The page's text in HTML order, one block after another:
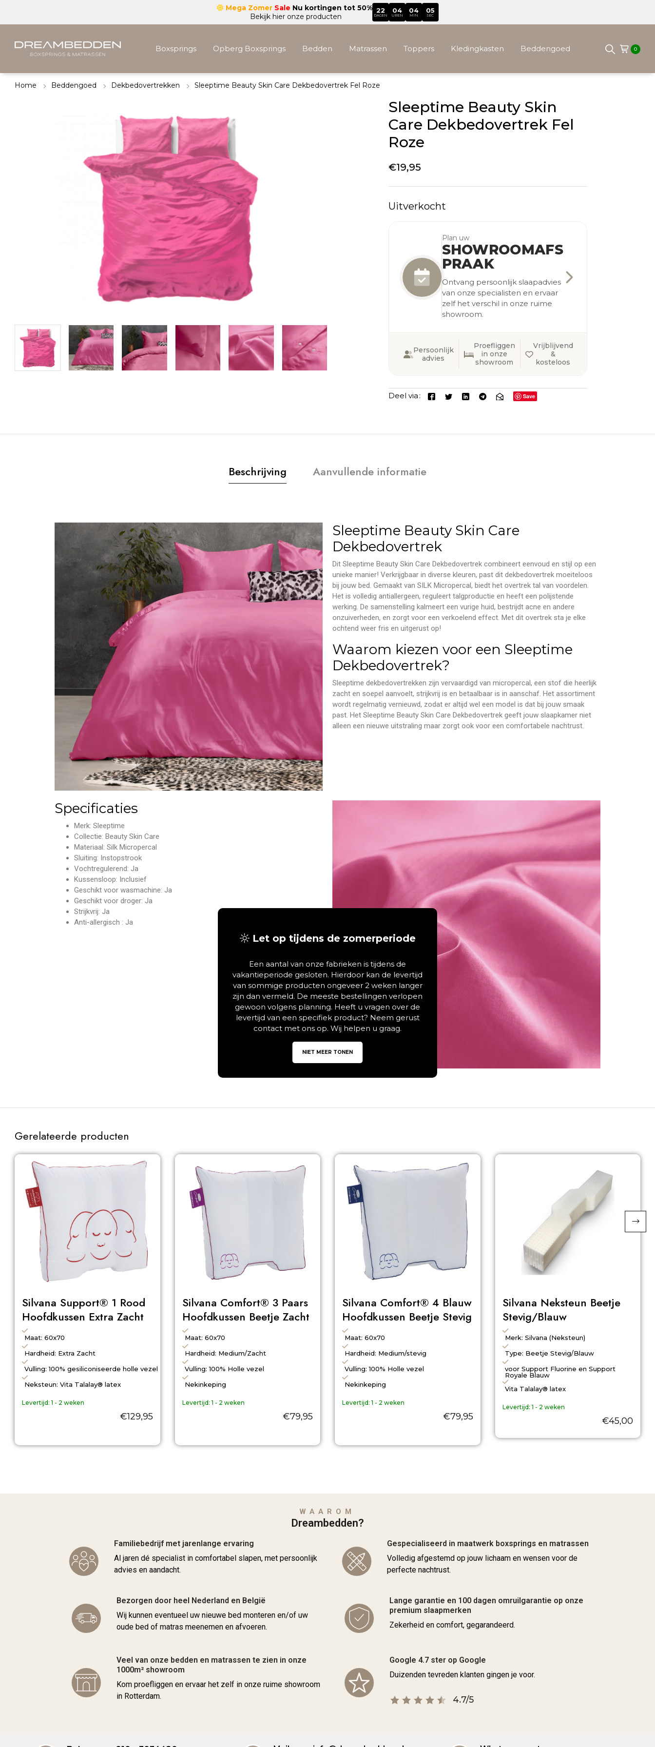
Mega Zomer Sale Nu kortingen tot 50%
Bekijk hier onze producten
22
DAGEN
04
UREN
04
MIN
03
SEC
Boxsprings Opberg Boxsprings Bedden Matrassen Toppers Kledingkasten Beddengoed 0
Home Beddengoed Dekbedovertrekken Sleeptime Beauty Skin Care Dekbedovertrek Fel Roze
Sleeptime Beauty Skin
Care Dekbedovertrek Fel
Roze
€19,95
Uitverkocht
Plan uw
SHOWROOMAFS
PRAAK
Ontvang persoonlijk slaapadvies
van onze specialisten en ervaar
zelf het verschil in onze ruime
showroom.
Persoonlijk
advies
Proefliggen
in onze
showroom
Vrijblijvend
&
kosteloos
Deel via Save
Beschrijving Aanvullende informatie
Sleeptime Beauty Skin Care
Dekbedovertrek
Dit Sleeptime Beauty Skin Care Dekbedovertrek combineert eenvoud en stijl op een
unieke manier! Verkrijgbaar in diverse kleuren, past dit dekbedovertrek moeiteloos
bij jouw bed. Gemaakt van SILK Micropercal, biedt het overtrek tal van voordelen.
Het is volledig antiallergeen, reguleert talgproductie en heeft een polijstende
werking. De samenstelling kalmeert een vurige huid, bestrijdt acne en andere
onzuiverheden, en zorgt voor een verkoelend effect. Met dit overtrek sta je elke
ochtend weer fris en uitgerust op!
Waarom kiezen voor een Sleeptime
Dekbedovertrek?
Sleeptime dekbedovertrekken zijn vervaardigd van micropercal, een stof die heerlijk
zacht en soepel aanvoelt, strijkvrij is en betaalbaar is in aanschaf. Het assortiment
wordt regelmatig vernieuwd, zodat er altijd wel een model is dat bij jouw smaak
past. Het Sleeptime Beauty Skin Care Dekbedovertrek geeft jouw slaapkamer niet
alleen een nieuwe uitstraling maar zorgt ook voor een comfortabele nachtrust.
Specificaties
Merk: Sleeptime
Collectie: Beauty Skin Care
Materiaal: Silk Micropercal
Sluiting: Instopstrook
Vochtregulerend: Ja
Kussensloop: Inclusief
Geschikt voor wasmachine: Ja
Geschikt voor droger: Ja
Strijkvrij: Ja
Anti-allergisch : Ja
Gerelateerde producten
Silvana Support® 1 Rood
Hoofdkussen Extra Zacht
Maat: 60x70
Hardheid: Extra Zacht
Vulling: 100% gesiliconiseerde holle vezel
Neksteun: Vita Talalay® latex
€129,95
Levertijd: 1 - 2 weken
Silvana Comfort® 3 Paars
Hoofdkussen Beetje Zacht
Maat: 60x70
Hardheid: Medium/Zacht
Vulling: 100% Holle vezel
Nekinkeping
€79,95
Levertijd: 1 - 2 weken
Silvana Comfort® 4 Blauw
Hoofdkussen Beetje Stevig
Maat: 60x70
Hardheid: Medium/stevig
Vulling: 100% Holle vezel
Nekinkeping
€79,95
Levertijd: 1 - 2 weken
Silvana Neksteun Beetje
Stevig/Blauw
Merk: Silvana (Neksteun)
Type: Beetje Stevig/Blauw
voor Support Fluorine en Support
Royale Blauw
Vita Talalay® latex
€45,00
Levertijd: 1 - 2 weken
WAAROM
Dreambedden?
Familiebedrijf met jarenlange ervaring
Al jaren dé specialist in comfortabel slapen, met persoonlijk
advies en aandacht.
Gespecialiseerd in maatwerk boxsprings en matrassen
Volledig afgestemd op jouw lichaam en wensen voor de
perfecte nachtrust.
Bezorgen door heel Nederland en België
Wij kunnen eventueel uw nieuwe bed monteren en/of uw
oude bed of matras meenemen en afvoeren.
Lange garantie en 100 dagen omruilgarantie op onze
premium slaapmerken
Zekerheid en comfort, gegarandeerd.
Veel van onze bedden en matrassen te zien in onze
1000m² showroom
Kom proefliggen en ervaar het zelf in onze ruime showroom
in Rotterdam.
Google 4.7 ster op Google
Duizenden tevreden klanten gingen je voor.
4.7/5
Let op tijdens de zomerperiode
Een aantal van onze fabrieken is tijdens de
vakantieperiode gesloten. Hierdoor kan de levertijd
van sommige producten ongeveer 2 weken langer
zijn dan vermeld. De meeste bestellingen verlopen
gewoon volgens planning. Heeft u vragen over de
levertijd van een specifiek product? Neem gerust
contact met ons op. Wij helpen u graag.
NIET MEER TONEN